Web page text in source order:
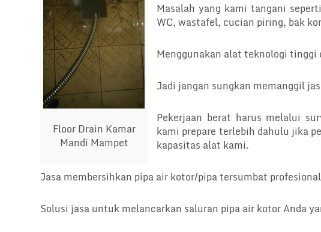
Floor Drain Kamar
Mandi Mampet
Masalah yang kami tangani
WC, wastafel, cucian piring, bak
Menggunakan alat teknologi tinggi
Jadi jangan sungkan memanggil
Pekerjaan berat harus melalui
kami prepare terlebih dahulu jika
kapasitas alat kami.
Jasa membersihkan pipa air kotor/pipa tersumbat
Solusi jasa untuk melancarkan saluran pipa air kotor Anda